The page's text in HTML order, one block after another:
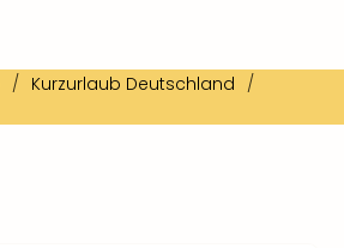
/ Kurzurlaub Deutschland /